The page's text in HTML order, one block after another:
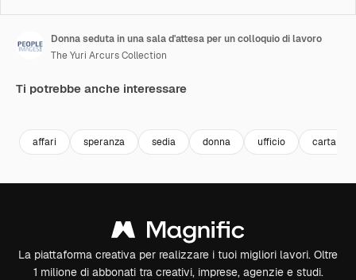
Donna seduta in una sala d'attesa per un colloquio di lavoro
The Yuri Arcurs Collection
Ti potrebbe anche interessare
affari speranza sedia donna ufficio carta
La piattaforma creativa per realizzare i tuoi migliori lavori. Oltre
1 milione di abbonati tra creativi, imprese, agenzie e studi.